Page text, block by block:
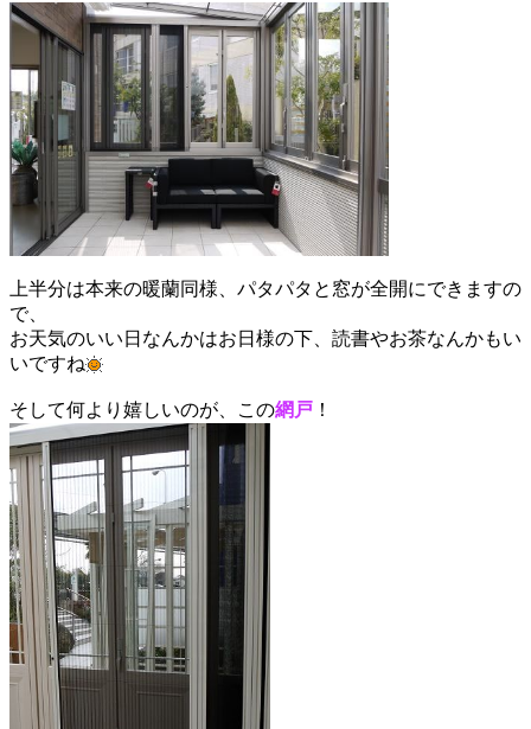
上半分は本来の暖蘭同様、パタパタと窓が全開にできますの
で、
お天気のいい日なんかはお日様の下、読書やお茶なんかもい
いですね
そして何より嬉しいのが、この網戸 ！